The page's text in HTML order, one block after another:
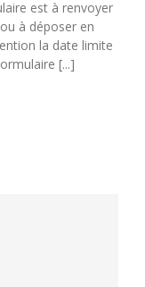
est à renvoyer
à déposer en
la date limite
[...]